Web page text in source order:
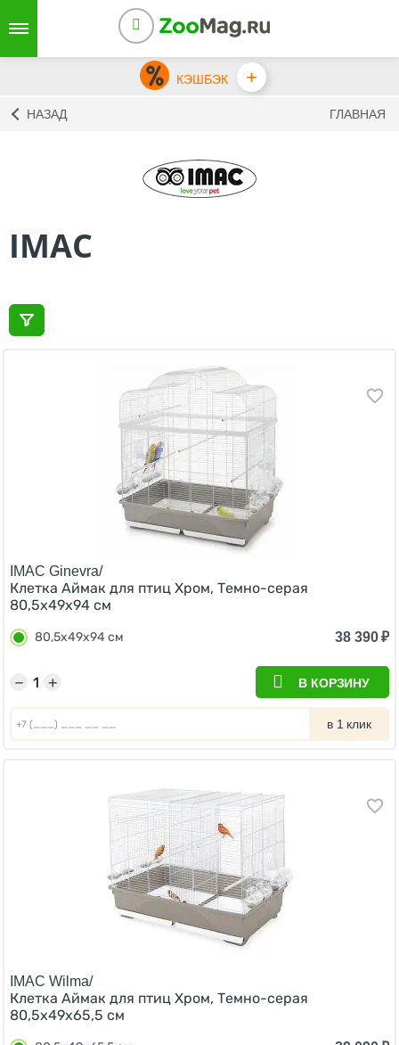
КЭШБЭК +
НАЗАД ГЛАВНАЯ
IMAC
IMAC Ginevra/
Клетка Аймак для птиц Хром, Темно-серая
80,5x49x94 см
80,5x49x94 см 38 390₽
+
− В КОРЗИНУ
в 1 клик
IMAC Wilma/
Клетка Аймак для птиц Хром, Темно-серая
80,5х49х65,5 см